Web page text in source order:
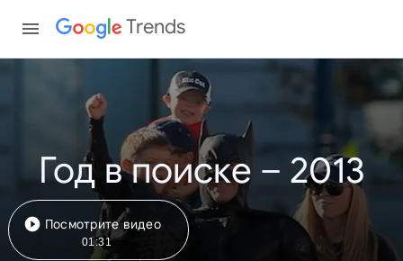
Trends
Год в поиске – 2013
Посмотрите видео
01:31